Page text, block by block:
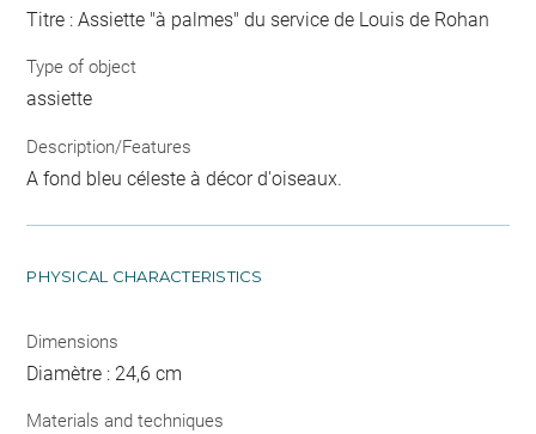
Titre : Assiette "à palmes" du service de Louis de Rohan
Type of object
assiette
Description/Features
A fond bleu céleste à décor d'oiseaux.
PHYSICAL CHARACTERISTICS
Dimensions
Diamètre : 24,6 cm
Materials and techniques